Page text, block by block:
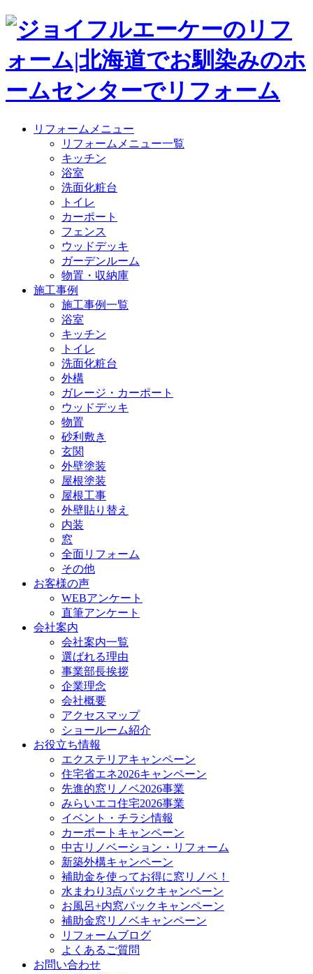
リフォームメニュー
リフォームメニュー一覧
キッチン
浴室
洗面化粧台
トイレ
カーポート
フェンス
ウッドデッキ
ガーデンルーム
物置・収納庫
施工事例
施工事例一覧
浴室
キッチン
トイレ
洗面化粧台
外構
ガレージ・カーポート
ウッドデッキ
物置
砂利敷き
玄関
外壁塗装
屋根塗装
屋根工事
外壁貼り替え
内装
窓
全面リフォーム
その他
お客様の声
WEBアンケート
直筆アンケート
会社案内
会社案内一覧
選ばれる理由
事業部長挨拶
企業理念
会社概要
アクセスマップ
ショールーム紹介
お役立ち情報
エクステリアキャンペーン
住宅省エネ2026キャンペーン
先進的窓リノベ2026事業
みらいエコ住宅2026事業
イベント・チラシ情報
カーポートキャンペーン
中古リノベーション・リフォーム
新築外構キャンペーン
補助金を使ってお得に窓リノベ！
水まわり3点パックキャンペーン
お風呂+内窓パックキャンペーン
補助金窓リノベキャンペーン
リフォームブログ
よくあるご質問
お問い合わせ